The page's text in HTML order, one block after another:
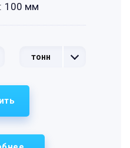
тонн
100 мм